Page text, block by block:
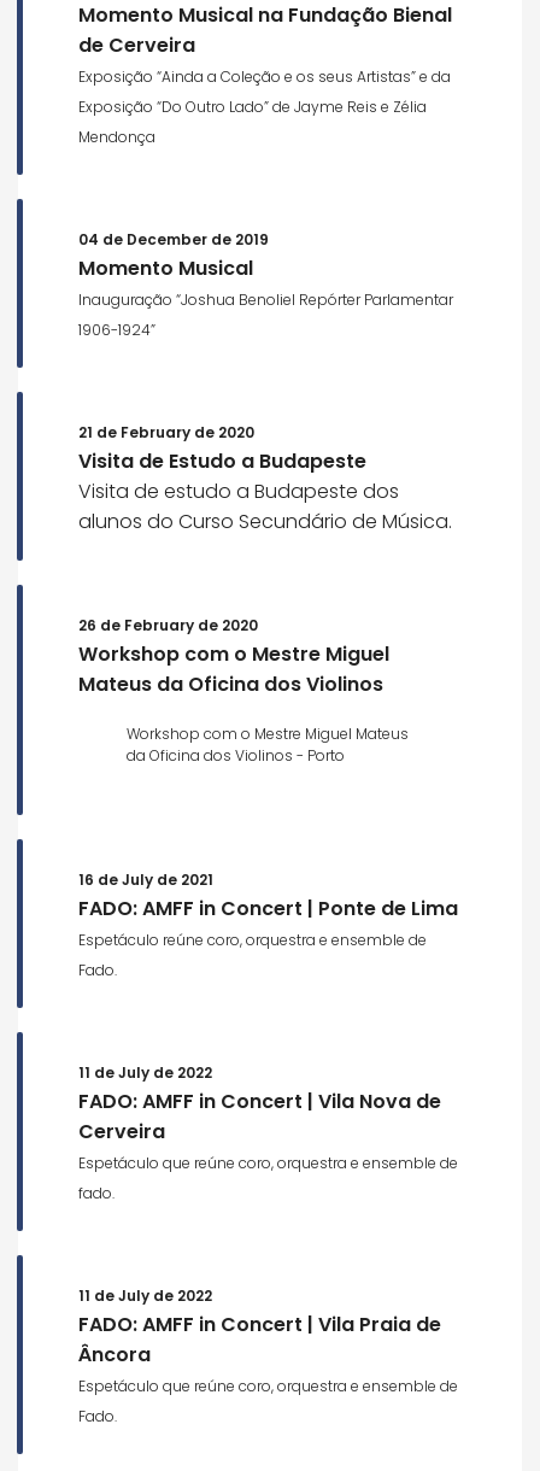
Momento Musical na Fundação Bienal
de Cerveira
Exposição “Ainda a Coleção e os seus Artistas” e da
Exposição “Do Outro Lado” de Jayme Reis e Zélia
Mendonça
04 de December de 2019
Momento Musical
Inauguração “Joshua Benoliel Repórter Parlamentar
1906-1924”
21 de February de 2020
Visita de Estudo a Budapeste
Visita de estudo a Budapeste dos
alunos do Curso Secundário de Música.
26 de February de 2020
Workshop com o Mestre Miguel
Mateus da Oficina dos Violinos
Workshop com o Mestre Miguel Mateus
da Oficina dos Violinos - Porto
16 de July de 2021
FADO: AMFF in Concert | Ponte de Lima
Espetáculo reúne coro, orquestra e ensemble de
Fado.
11 de July de 2022
FADO: AMFF in Concert | Vila Nova de
Cerveira
Espetáculo que reúne coro, orquestra e ensemble de
fado.
11 de July de 2022
FADO: AMFF in Concert | Vila Praia de
Âncora
Espetáculo que reúne coro, orquestra e ensemble de
Fado.